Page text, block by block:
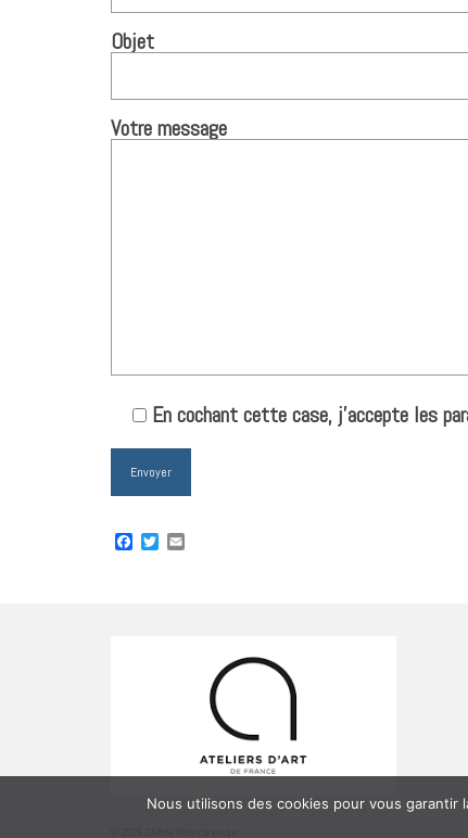
Objet
Votre message
En cochant cette case, j'accepte les
Facebook
Twitter
Nous utilisons des cookies pour vous